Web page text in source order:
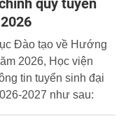
quy tuyển
Đào tạo về Hướng
2026, Học viện
tin tuyển sinh đại
2027 như sau: